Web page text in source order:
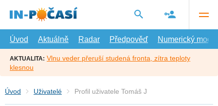
hlavní
Úvod
Aktuálně Radar Předpověď Numerický model
AKTUALITA: Vlnu veder přeruší studená fronta, zítra teploty
klesnou
Úvod Uživatelé Profil uživatele Tomáš J